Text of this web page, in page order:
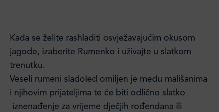
Kada se želite rashladiti osvježavajućim okusom
jagode, izaberite Rumenko i uživajte u slatkom
trenutku.
Veseli rumeni sladoled omiljen je među mališanima
i njihovim prijateljima te će biti odlično slatko
iznenađenje za vrijeme dječjih rođendana ili